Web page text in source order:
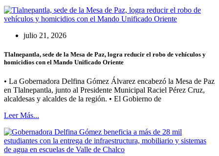
julio 21, 2026
Tlalnepantla, sede de la Mesa de Paz, logra reducir el robo de vehículos y
homicidios con el Mando Unificado Oriente
• La Gobernadora Delfina Gómez Álvarez encabezó la Mesa de Paz
en Tlalnepantla, junto al Presidente Municipal Raciel Pérez Cruz,
alcaldesas y alcaldes de la región. • El Gobierno de
Leer Más...